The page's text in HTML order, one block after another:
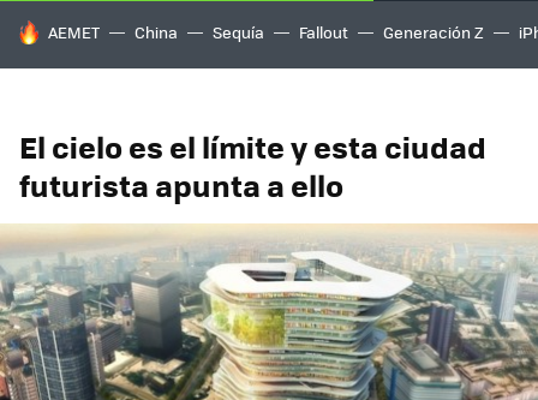
HOY SE HABLA DE
AEMET China Sequía Fallout Generación Z
El cielo es el límite y esta ciudad
futurista apunta a ello